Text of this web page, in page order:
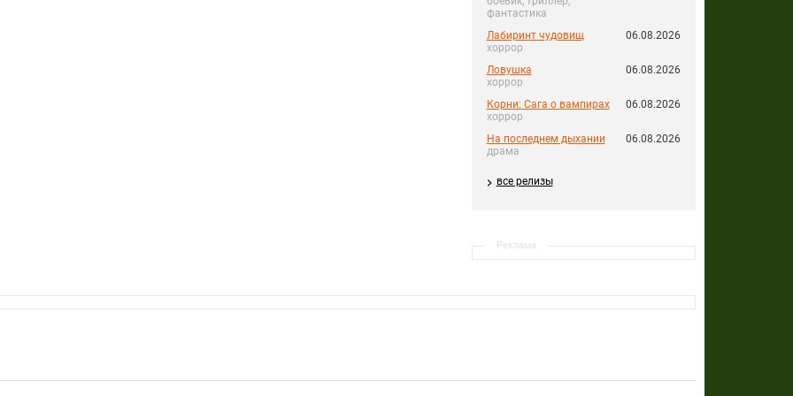
фантастика
Лабиринт чудовищ
хоррор
06.08.2026
Ловушка
хоррор
06.08.2026
Корни: Сага о вампирах
хоррор
06.08.2026
На последнем дыхании
драма
06.08.2026
все релизы
Реклама